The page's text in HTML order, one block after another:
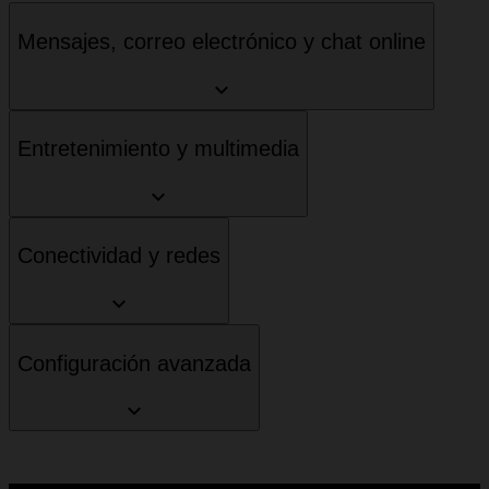
Mensajes, correo electrónico y chat online
Entretenimiento y multimedia
Conectividad y redes
Configuración avanzada